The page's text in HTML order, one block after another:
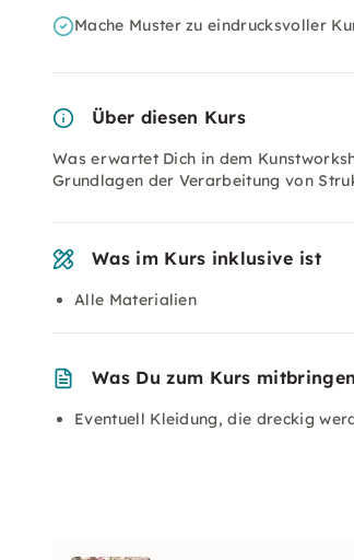
Mache Muster zu eindrucksvoller
Über diesen Kurs
Was erwartet Dich in dem
Grundlagen der Verarbeitung von
Was im Kurs inklusive ist
Alle Materialien
Was Du zum Kurs
Eventuell Kleidung, die dreckig